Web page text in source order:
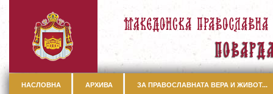
НАСЛОВНА АРХИВА ЗА ПРАВОСЛАВНАТА ВЕРА И ЖИВОТ...